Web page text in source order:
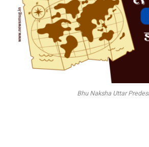
Bhu Naksha Uttar